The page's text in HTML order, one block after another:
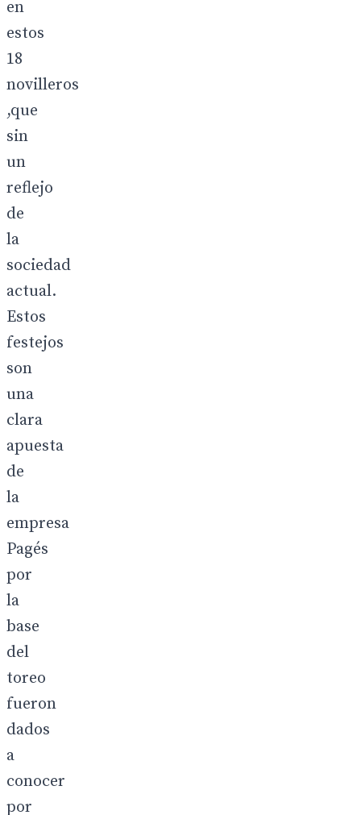
en
estos
18
novilleros
,que
sin
un
reflejo
de
la
sociedad
actual.
Estos
festejos
son
una
clara
apuesta
de
la
empresa
Pagés
por
la
base
del
toreo
fueron
dados
a
conocer
por